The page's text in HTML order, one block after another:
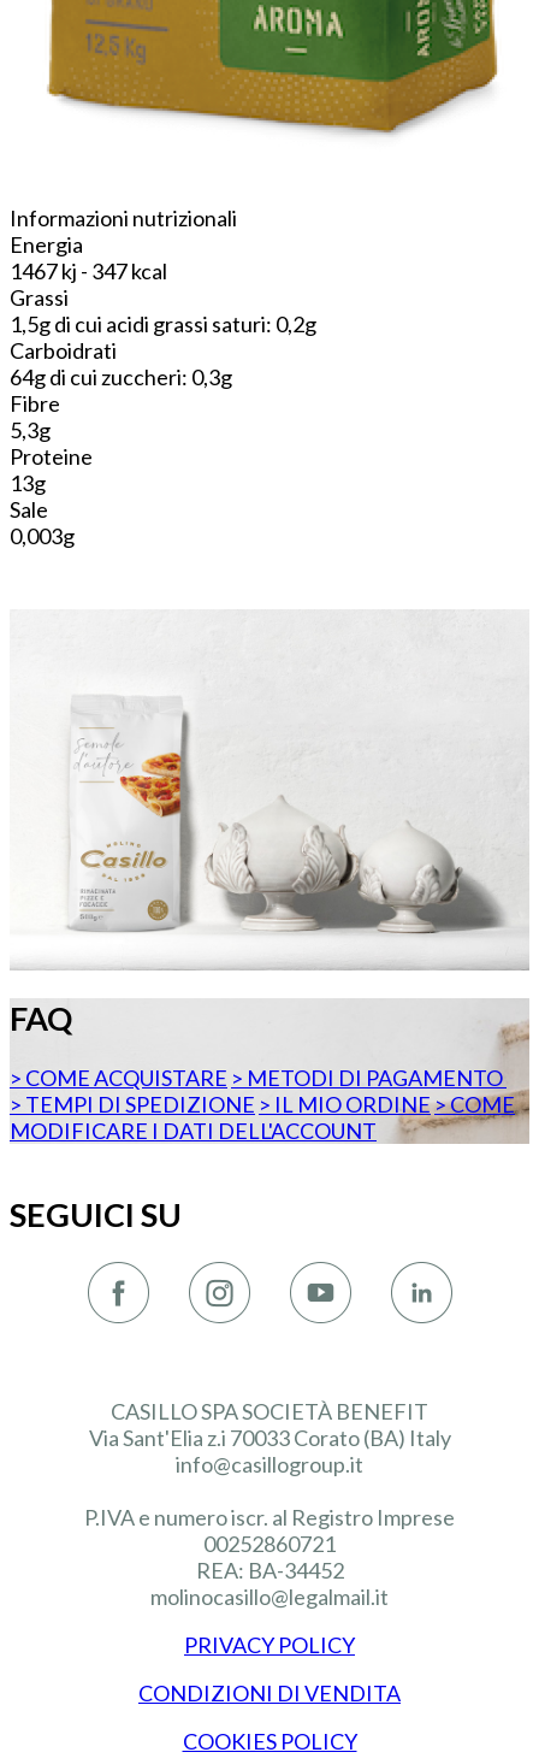
Informazioni nutrizionali
Energia
1467 kj - 347 kcal
Grassi
1,5g di cui acidi grassi saturi: 0,2g
Carboidrati
64g di cui zuccheri: 0,3g
Fibre
5,3g
Proteine
13g
Sale
0,003g
FAQ
> COME ACQUISTARE > METODI DI PAGAMENTO
> TEMPI DI SPEDIZIONE > IL MIO ORDINE> COME
MODIFICARE I DATI DELL'ACCOUNT
SEGUICI SU
CASILLO SPA SOCIETÀ BENEFIT
Via Sant'Elia z.i 70033 Corato (BA) Italy
info@casillogroup.it
P.IVA e numero iscr. al Registro Imprese
00252860721
REA: BA-34452
molinocasillo@legalmail.it
PRIVACY POLICY
CONDIZIONI DI VENDITA
COOKIES POLICY